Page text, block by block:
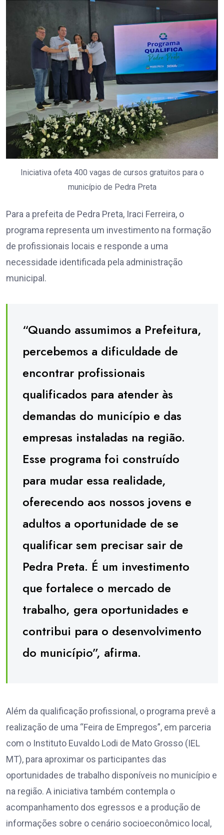
Iniciativa ofeta 400 vagas de cursos gratuitos para o
município de Pedra Preta
Para a prefeita de Pedra Preta, Iraci Ferreira, o
programa representa um investimento na formação
de profissionais locais e responde a uma
necessidade identificada pela administração
municipal.
“Quando assumimos a Prefeitura,
percebemos a dificuldade de
encontrar profissionais
qualificados para atender às
demandas do município e das
empresas instaladas na região.
Esse programa foi construído
para mudar essa realidade,
oferecendo aos nossos jovens e
adultos a oportunidade de se
qualificar sem precisar sair de
Pedra Preta. É um investimento
que fortalece o mercado de
trabalho, gera oportunidades e
contribui para o desenvolvimento
do município”, afirma.
Além da qualificação profissional, o programa prevê a
realização de uma “Feira de Empregos”, em parceria
com o Instituto Euvaldo Lodi de Mato Grosso (IEL
MT), para aproximar os participantes das
oportunidades de trabalho disponíveis no município e
na região. A iniciativa também contempla o
acompanhamento dos egressos e a produção de
informações sobre o cenário socioeconômico local,